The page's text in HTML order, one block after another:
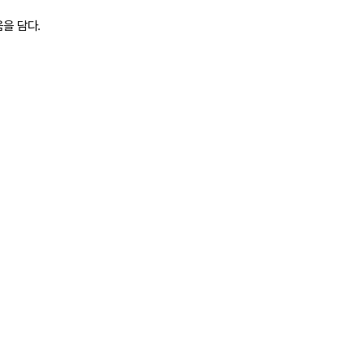
담다.